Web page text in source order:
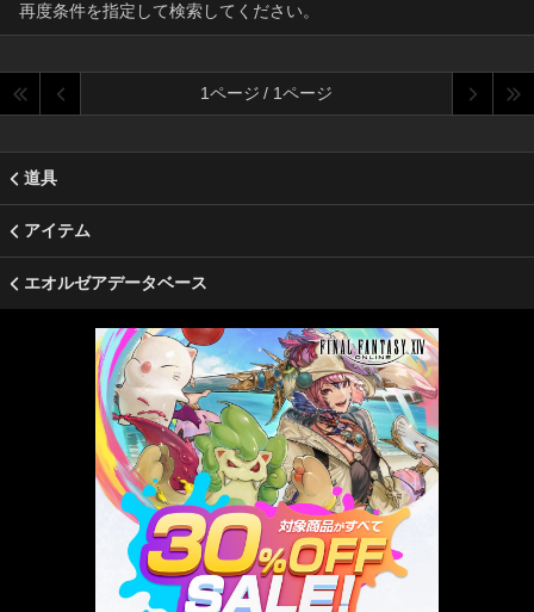
再度条件を指定して検索してください。
1ページ / 1ページ
道具
アイテム
エオルゼアデータベース